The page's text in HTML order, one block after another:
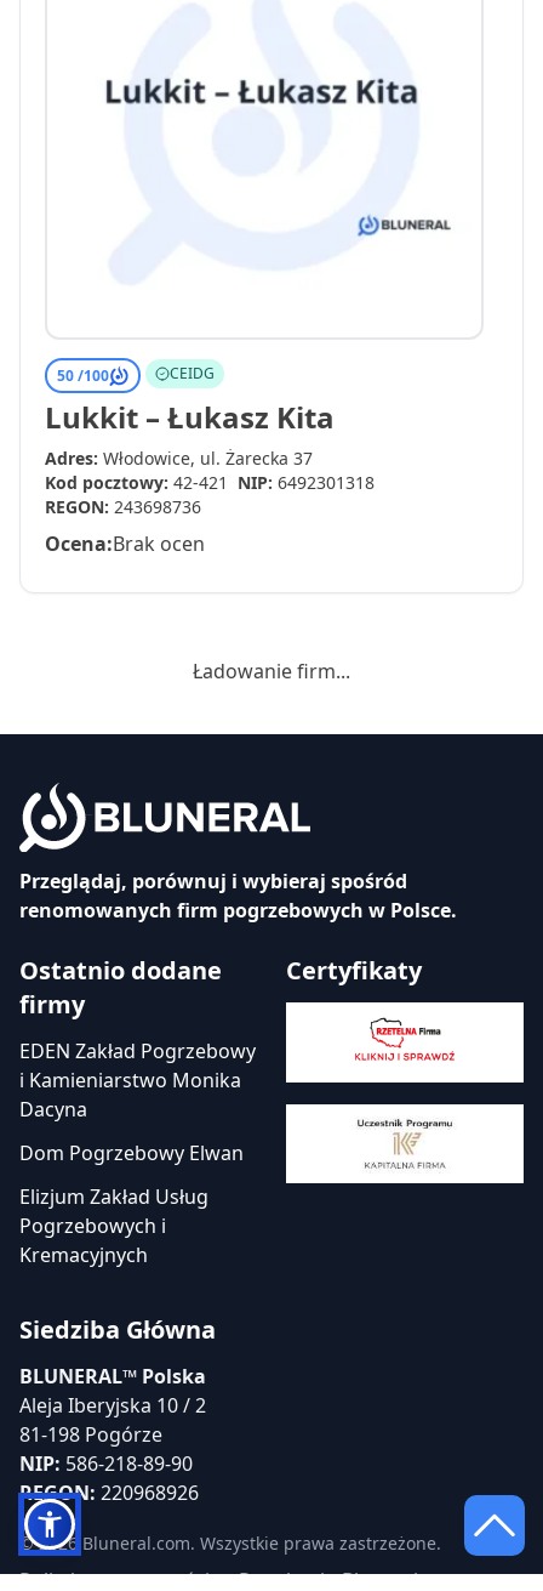
50 /100 CEIDG
Lukkit – Łukasz Kita
Adres: Włodowice, ul. Żarecka 37
Kod pocztowy: 42-421 NIP: 6492301318
REGON: 243698736
Ocena:Brak ocen
Ładowanie firm...
Przeglądaj, porównuj i wybieraj spośród
renomowanych firm pogrzebowych w Polsce.
Ostatnio dodane
firmy
EDEN Zakład Pogrzebowy
i Kamieniarstwo Monika
Dacyna
Dom Pogrzebowy Elwan
Elizjum Zakład Usług
Pogrzebowych i
Kremacyjnych
Certyfikaty
Siedziba Główna
BLUNERAL™ Polska
Aleja Iberyjska 10 / 2
81-198 Pogórze
NIP: 586-218-89-90
REGON: 220968926
© 2026 Bluneral.com. Wszystkie prawa zastrzeżone.
Polityka prywatności Regulamin Bluneral